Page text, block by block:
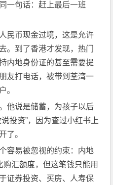
一句话：赶上最后一班
民币现金过境，这是允许
。到了香港才发现，热门
内地身份证的甚至需要提
友打电话，被带到荃湾一
。
他说是储蓄，为孩子以后
投资”，因为查过小红书上
了。
容易被忽视的约束：内地
汇额度，但这笔钱只能用
证券投资、买房、人寿保